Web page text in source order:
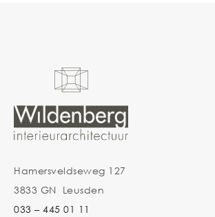
Hamersveldseweg 127
3833 GN Leusden
033 – 445 01 11